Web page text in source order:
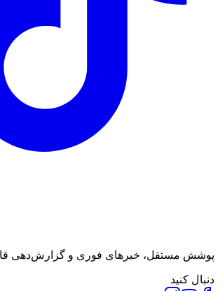
پوشش مستقل، خبرهای فوری و گزارش‌دهی
دنبال کنید